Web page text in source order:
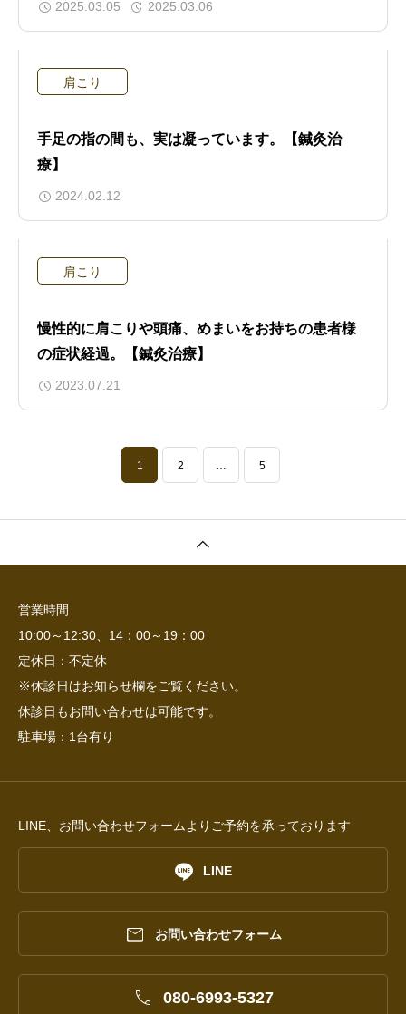
2025.03.05 2025.03.06
肩こり
手足の指の間も、実は凝っています。【鍼灸治
療】
2024.02.12
肩こり
慢性的に肩こりや頭痛、めまいをお持ちの患者様
の症状経過。【鍼灸治療】
2023.07.21
1 2 … 5
営業時間
10:00～12:30、14：00～19：00
定休日：不定休
※休診日はお知らせ欄をご覧ください。
休診日もお問い合わせは可能です。
駐車場：1台有り
LINE、お問い合わせフォームよりご予約を承っております
 LINE
 お問い合わせフォーム
 080-6993-5327